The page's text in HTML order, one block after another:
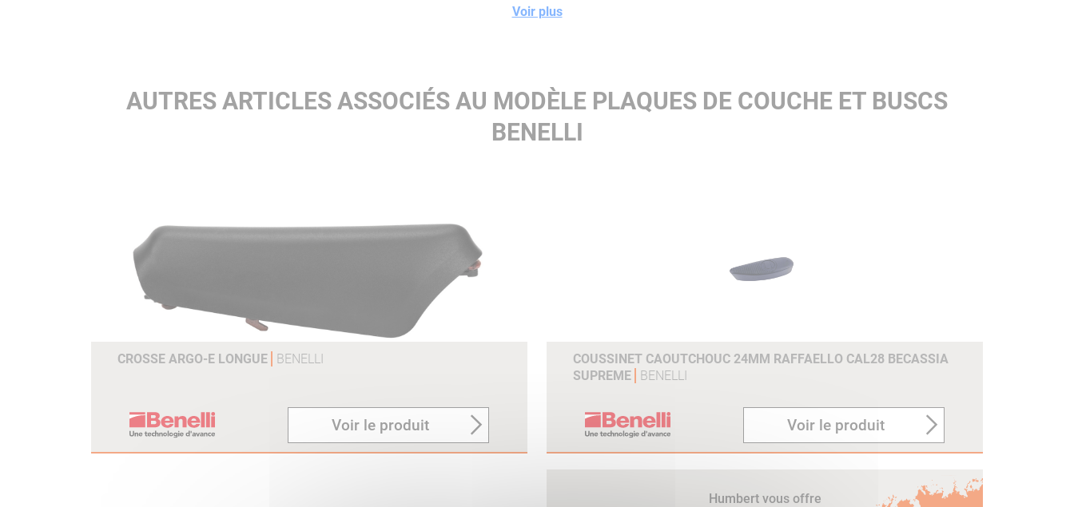
Voir plus
AUTRES ARTICLES ASSOCIÉS AU MODÈLE PLAQUES DE COUCHE ET BUSCS
BENELLI
CROSSE ARGO-E LONGUE BENELLI
Voir le produit
COUSSINET CAOUTCHOUC 24MM RAFFAELLO CAL28 BECASSIA
SUPREME
BENELLI
Voir le produit
Humbert vous offre